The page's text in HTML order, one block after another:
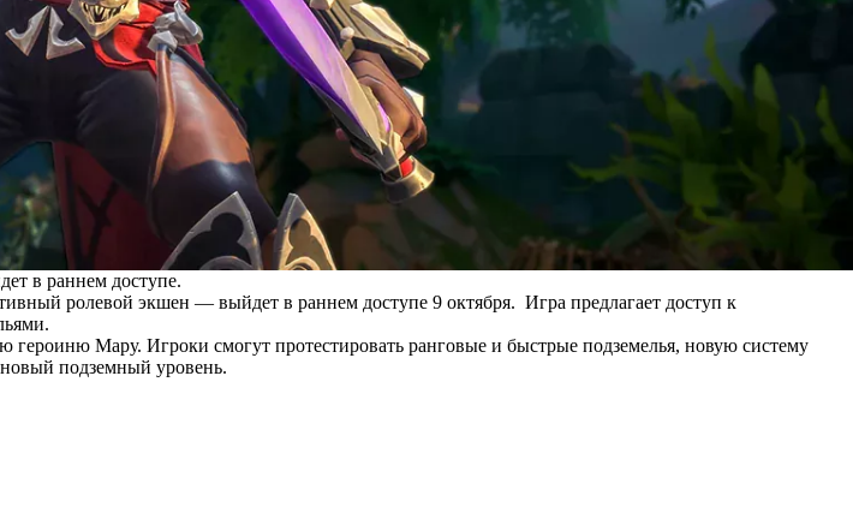
в раннем доступе.
ролевой экшен — выйдет в раннем доступе 9 октября. Игра предлагает доступ к
героиню Мару. Игроки смогут протестировать ранговые и быстрые подземелья, новую систему
подземный уровень.